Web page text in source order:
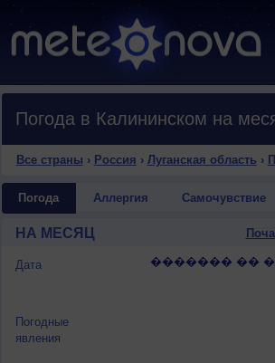
Погода в Калининском на
Все страны › Россия › Луганская область ›
Погода Аллергия Самочувствие
НА МЕСЯЦ
Дата
Погодные
явления
������� ��